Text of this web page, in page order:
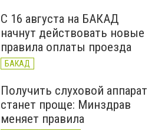
С 16 августа на БАКАД
начнут действовать новые
правила оплаты проезда
БАКАД
Получить слуховой аппарат
станет проще: Минздрав
меняет правила